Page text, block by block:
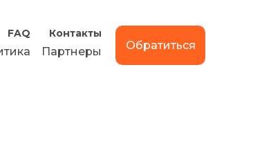
FAQ Контакты
Партнеры Обратиться